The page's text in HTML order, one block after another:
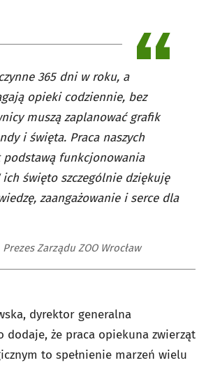
365 dni w roku, a
opieki codziennie, bez
muszą zaplanować grafik
i święta. Praca naszych
funkcjonowania
ich święto szczególnie dziękuję
zaangażowanie i serce dla
Zarządu ZOO Wrocław
dyrektor generalna
dodaje, że praca opiekuna zwierząt
to spełnienie marzeń wielu